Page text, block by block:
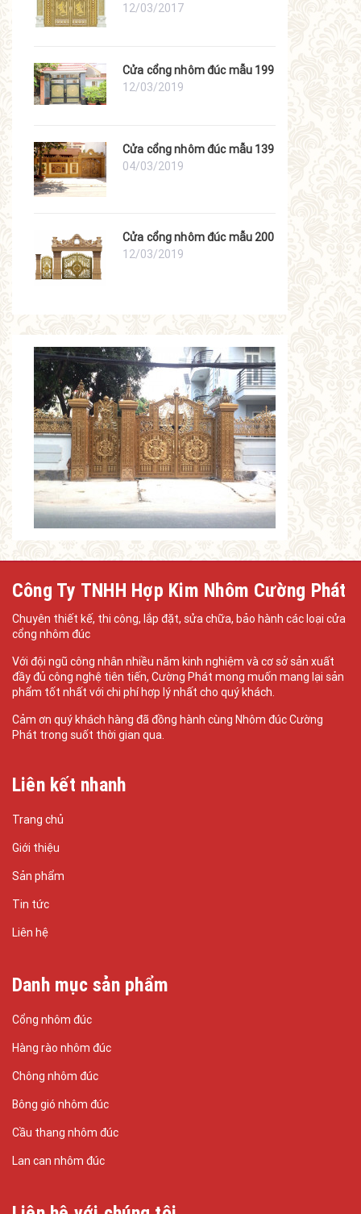
12/03/2017
Cửa cổng nhôm đúc mẫu 199
12/03/2019
Cửa cổng nhôm đúc mẫu 139
04/03/2019
Cửa cổng nhôm đúc mẫu 200
12/03/2019
Công Ty TNHH Hợp Kim Nhôm Cường Phát
Chuyên thiết kế, thi công, lắp đặt, sửa chữa, bảo hành các loại cửa
cổng nhôm đúc
Với đội ngũ công nhân nhiều năm kinh nghiệm và cơ sở sản xuất
đầy đủ công nghệ tiên tiến, Cường Phát mong muốn mang lại sản
phẩm tốt nhất với chi phí hợp lý nhất cho quý khách.
Cảm ơn quý khách hàng đã đồng hành cùng Nhôm đúc Cường
Phát trong suốt thời gian qua.
Liên kết nhanh
Trang chủ
Giới thiệu
Sản phẩm
Tin tức
Liên hệ
Danh mục sản phẩm
Cổng nhôm đúc
Hàng rào nhôm đúc
Chông nhôm đúc
Bông gió nhôm đúc
Cầu thang nhôm đúc
Lan can nhôm đúc